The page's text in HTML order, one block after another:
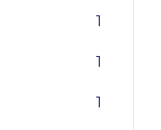
1
1
1